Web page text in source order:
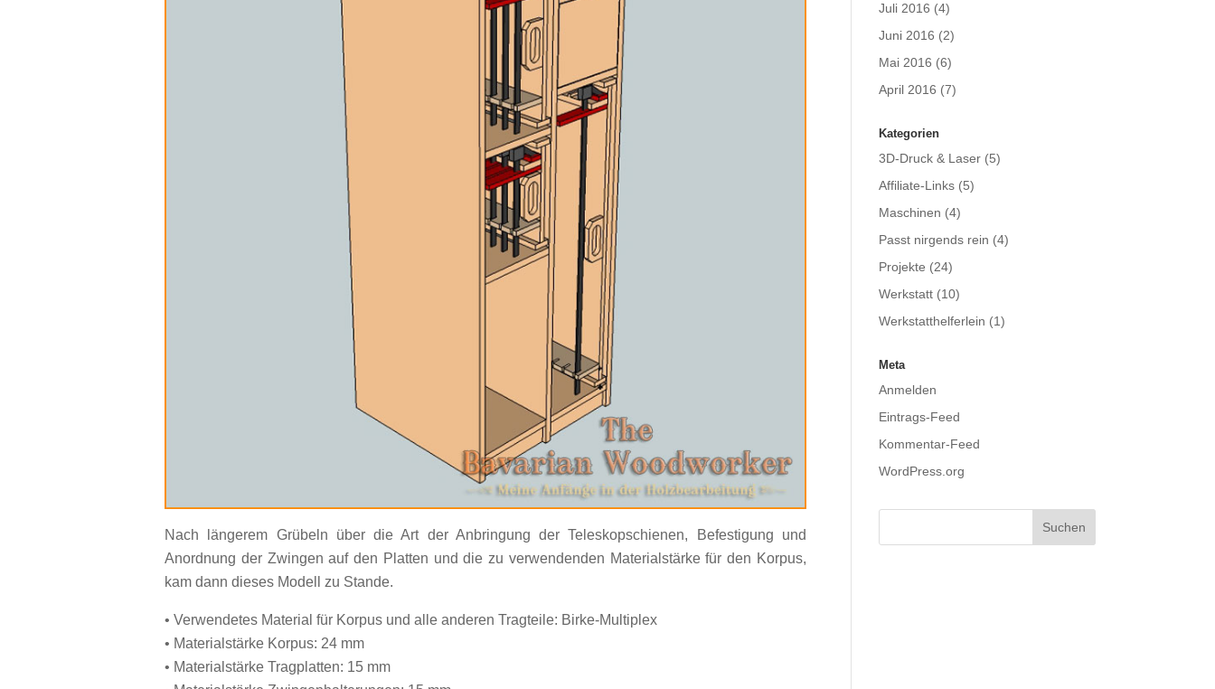
Nach längerem Grübeln über die Art der Anbringung der Teleskopschienen, Befestigung und
Anordnung der Zwingen auf den Platten und die zu verwendenden Materialstärke für den Korpus,
kam dann dieses Modell zu Stande.
• Verwendetes Material für Korpus und alle anderen Tragteile: Birke-Multiplex
• Materialstärke Korpus: 24 mm
• Materialstärke Tragplatten: 15 mm
Juli 2016 (4)
Juni 2016 (2)
Mai 2016 (6)
April 2016 (7)
Kategorien
3D-Druck & Laser (5)
Affiliate-Links (5)
Maschinen (4)
Passt nirgends rein (4)
Projekte (24)
Werkstatt (10)
Werkstatthelferlein (1)
Meta
Anmelden
Eintrags-Feed
Kommentar-Feed
WordPress.org